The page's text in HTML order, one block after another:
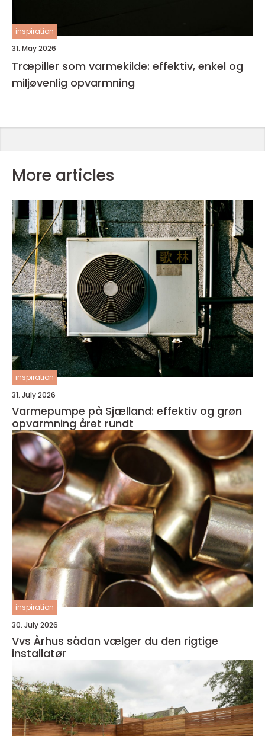
inspiration
31. May 2026
Træpiller som varmekilde: effektiv, enkel og
miljøvenlig opvarmning
More articles
inspiration
31. July 2026
Varmepumpe på Sjælland: effektiv og grøn
opvarmning året rundt
inspiration
30. July 2026
Vvs Århus sådan vælger du den rigtige
installatør